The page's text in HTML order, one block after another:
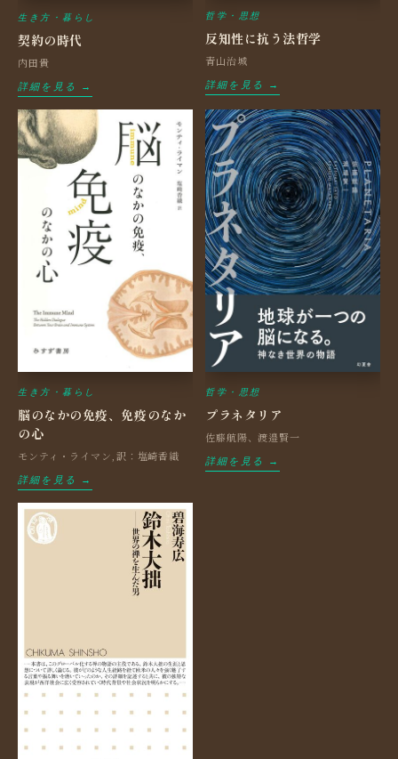
生き方・暮らし
契約の時代
内田貴
詳細を見る →
哲学・思想
反知性に抗う法哲学
青山治城
詳細を見る →
生き方・暮らし
脳のなかの免疫、免疫のなか
の心
モンティ・ライマン,訳：塩崎香織
詳細を見る →
哲学・思想
プラネタリア
佐藤航陽、渡邉賢一
詳細を見る →